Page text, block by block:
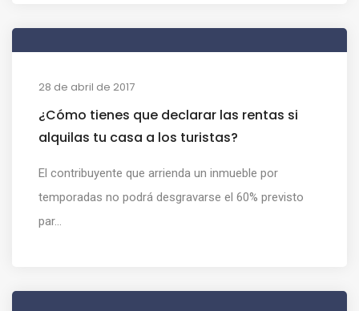
28 de abril de 2017
¿Cómo tienes que declarar las rentas si
alquilas tu casa a los turistas?
El contribuyente que arrienda un inmueble por
temporadas no podrá desgravarse el 60% previsto
par...